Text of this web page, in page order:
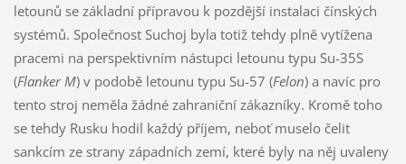
letounů se základní přípravou k pozdější instalaci čínských
systémů. Společnost Suchoj byla totiž tehdy plně vytížena
pracemi na perspektivním nástupci letounu typu Su-35S
(Flanker M) v podobě letounu typu Su-57 (Felon) a navíc pro
tento stroj neměla žádné zahraniční zákazníky. Kromě toho
se tehdy Rusku hodil každý příjem, neboť muselo čelit
sankcím ze strany západních zemí, které byly na něj uvaleny